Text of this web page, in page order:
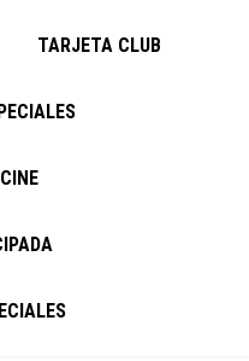
TARJETA CLUB